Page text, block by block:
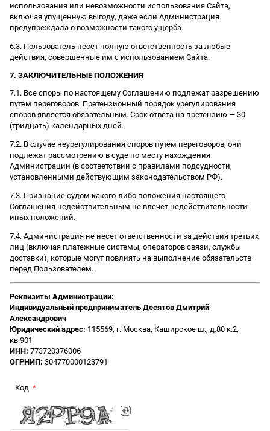
использования или невозможности использования Сайта,
включая упущенную выгоду, даже если Администрация
предупреждала о возможности такого ущерба.
6.3. Пользователь несет полную ответственность за любые
действия, совершенные им с использованием Сайта.
7. ЗАКЛЮЧИТЕЛЬНЫЕ ПОЛОЖЕНИЯ
7.1. Все споры по настоящему Соглашению подлежат разрешению
путем переговоров. Претензионный порядок урегулирования
споров является обязательным. Срок ответа на претензию — 30
(тридцать) календарных дней.
7.2. В случае неурегулирования споров путем переговоров, они
подлежат рассмотрению в суде по месту нахождения
Администрации (в соответствии с правилами подсудности,
установленными действующим законодательством РФ).
7.3. Признание судом какого-либо положения настоящего
Соглашения недействительным не влечет недействительности
иных положений.
7.4. Администрация не несет ответственности за действия третьих
лиц (включая платежные системы, операторов связи, службы
доставки), которые могут повлиять на выполнение обязательств
перед Пользователем.
Реквизиты Администрации:
Индивидуальный предприниматель Десятов Дмитрий
Александрович
Юридический адрес: 115569, г. Москва, Каширское ш., д.80 к.2,
кв.901
ИНН: 773720376006
ОГРНИП: 304770000123791
Код